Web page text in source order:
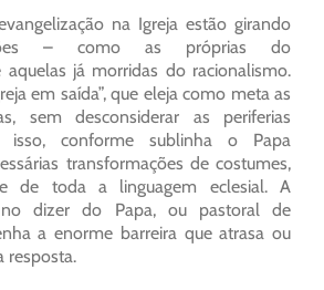
na Igreja estão girando
– como as próprias do
aquelas já morridas do racionalismo.
em saída”, que eleja como meta as
sem desconsiderar as periferias
isso, conforme sublinha o Papa
transformações de costumes,
de toda a linguagem eclesial. A
no dizer do Papa, ou pastoral de
a enorme barreira que atrasa ou
resposta.